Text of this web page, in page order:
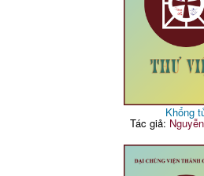
Khổng
Tác giả: